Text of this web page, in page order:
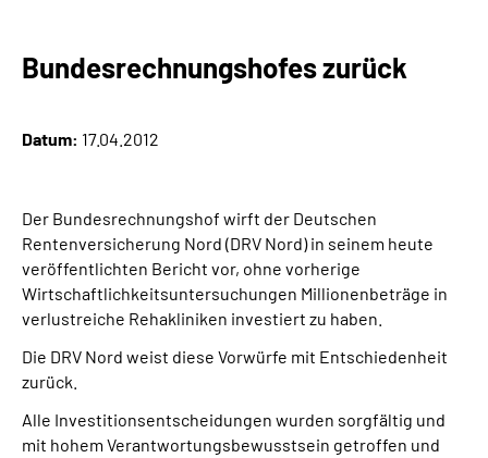
Presse
Online-Services
Inhalte in Gebärdensprache (DGS)
Leichte Sprache
Suche
Bundesrechnungshofes zurück
Datum: 17.04.2012
Der Bundesrechnungshof wirft der Deutschen
Rentenversicherung Nord (DRV Nord) in seinem heute
veröffentlichten Bericht vor, ohne vorherige
Wirtschaftlichkeitsuntersuchungen Millionenbeträge in
verlustreiche Rehakliniken investiert zu haben.
Die DRV Nord weist diese Vorwürfe mit Entschiedenheit
zurück.
Alle Investitionsentscheidungen wurden sorgfältig und
mit hohem Verantwortungsbewusstsein getroffen und